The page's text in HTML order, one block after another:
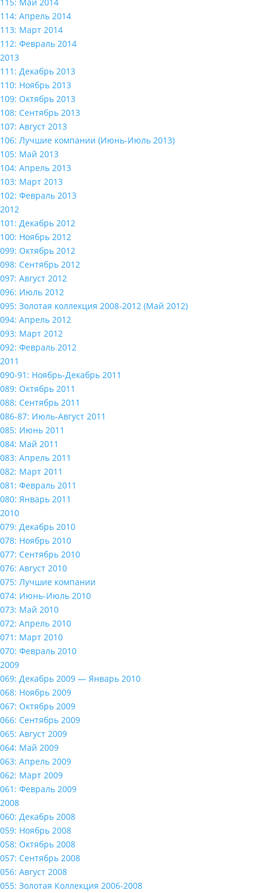
114: Апрель 2014
113: Март 2014
112: Февраль 2014
2013
111: Декабрь 2013
110: Ноябрь 2013
109: Октябрь 2013
108: Сентябрь 2013
107: Август 2013
106: Лучшие компании (Июнь-Июль 2013)
105: Май 2013
104: Апрель 2013
103: Март 2013
102: Февраль 2013
2012
101: Декабрь 2012
100: Ноябрь 2012
099: Октябрь 2012
098: Сентябрь 2012
097: Август 2012
096: Июль 2012
095: Золотая коллекция 2008-2012 (Май 2012)
094: Апрель 2012
093: Март 2012
092: Февраль 2012
2011
090-91: Ноябрь-Декабрь 2011
089: Октябрь 2011
088: Сентябрь 2011
086-87: Июль-Август 2011
085: Июнь 2011
084: Май 2011
083: Апрель 2011
082: Март 2011
081: Февраль 2011
080: Январь 2011
2010
079: Декабрь 2010
078: Ноябрь 2010
077: Сентябрь 2010
076: Август 2010
075: Лучшие компании
074: Июнь-Июль 2010
073: Май 2010
072: Апрель 2010
071: Март 2010
070: Февраль 2010
2009
069: Декабрь 2009 — Январь 2010
068: Ноябрь 2009
067: Октябрь 2009
066: Сентябрь 2009
065: Август 2009
064: Май 2009
063: Апрель 2009
062: Март 2009
061: Февраль 2009
2008
060: Декабрь 2008
059: Ноябрь 2008
058: Октябрь 2008
057: Сентябрь 2008
056: Август 2008
055: Золотая Коллекция 2006-2008